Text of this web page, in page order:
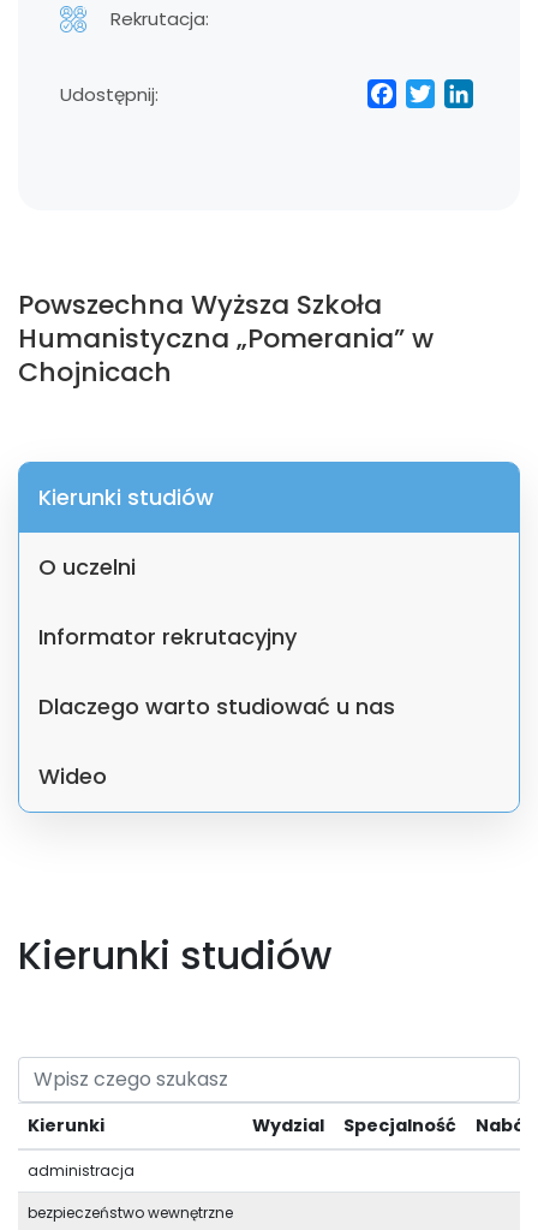
Rekrutacja:
Udostępnij:
Powszechna Wyższa Szkoła
Humanistyczna „Pomerania” w
Chojnicach
Kierunki studiów
O uczelni
Informator rekrutacyjny
Dlaczego warto studiować u nas
Wideo
Kierunki studiów
Kierunki Wydzial Specjalność Nabór
administracja
bezpieczeństwo wewnętrzne